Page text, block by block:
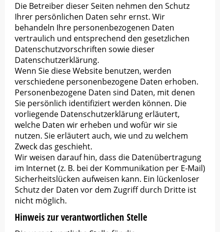
Die Betreiber dieser Seiten nehmen den Schutz
Ihrer persönlichen Daten sehr ernst. Wir
behandeln Ihre personenbezogenen Daten
vertraulich und entsprechend den gesetzlichen
Datenschutzvorschriften sowie dieser
Datenschutzerklärung.
Wenn Sie diese Website benutzen, werden
verschiedene personenbezogene Daten erhoben.
Personenbezogene Daten sind Daten, mit denen
Sie persönlich identifiziert werden können. Die
vorliegende Datenschutzerklärung erläutert,
welche Daten wir erheben und wofür wir sie
nutzen. Sie erläutert auch, wie und zu welchem
Zweck das geschieht.
Wir weisen darauf hin, dass die Datenübertragung
im Internet (z. B. bei der Kommunikation per E-Mail)
Sicherheitslücken aufweisen kann. Ein lückenloser
Schutz der Daten vor dem Zugriff durch Dritte ist
nicht möglich.
Hinweis zur verantwortlichen Stelle